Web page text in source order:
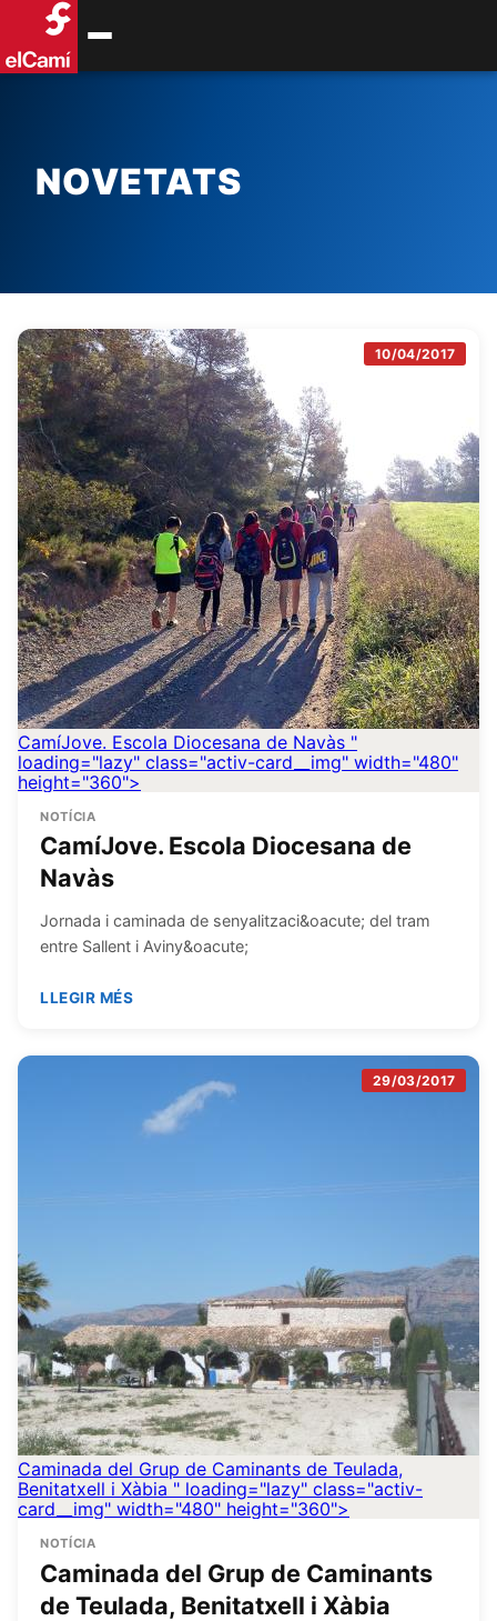
NOVETATS
CamíJove. Escola Diocesana de Navàs "
loading="lazy" class="activ-card__img" width="480"
height="360">
10/04/2017
NOTÍCIA
CamíJove. Escola Diocesana de
Navàs
Jornada i caminada de senyalitzaci&oacute; del tram
entre Sallent i Aviny&oacute;
LLEGIR MÉS
Caminada del Grup de Caminants de Teulada,
Benitatxell i Xàbia " loading="lazy" class="activ-
card__img" width="480" height="360">
29/03/2017
NOTÍCIA
Caminada del Grup de Caminants
de Teulada, Benitatxell i Xàbia